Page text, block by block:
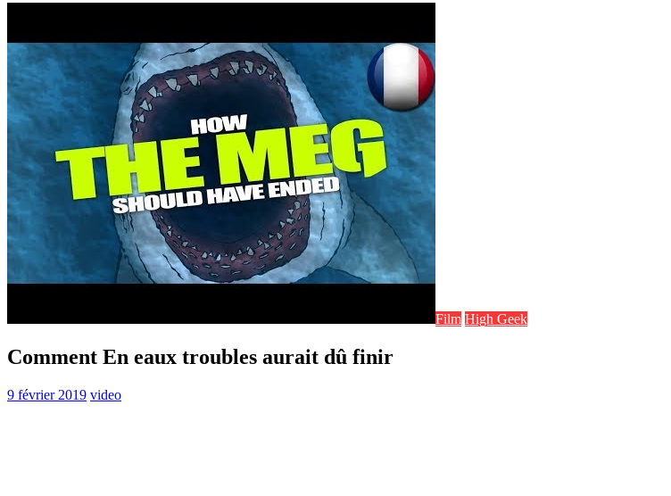
Film High Geek
Comment En eaux troubles aurait dû finir
9 février 2019 video